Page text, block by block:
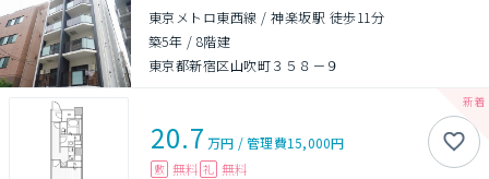
東京メトロ東西線 / 神楽坂駅 徒歩11分
築5年 / 8階建
東京都新宿区山吹町３５８－９
20.7 万円 /管理費15,000円
敷 無料 礼 無料